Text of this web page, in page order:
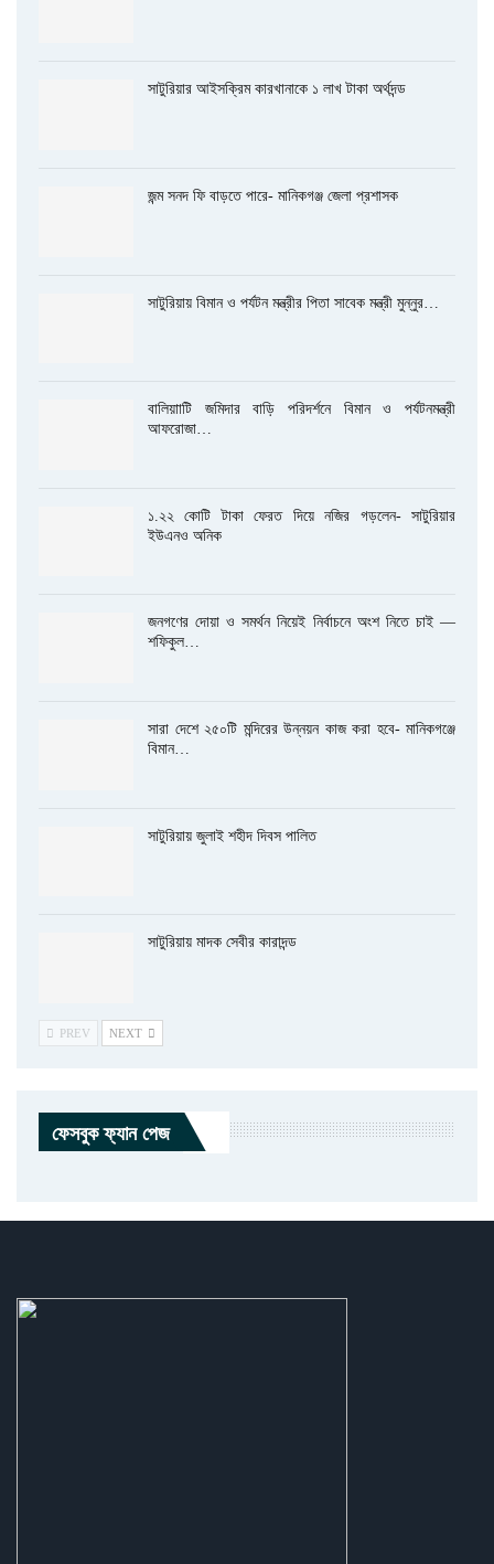
সাটুরিয়ার আইসক্রিম কারখানাকে ১ লাখ টাকা অর্থদন্ড
জন্ম সনদ ফি বাড়তে পারে- মানিকগঞ্জ জেলা প্রশাসক
সাটুরিয়ায় বিমান ও পর্যটন মন্ত্রীর পিতা সাবেক মন্ত্রী মুন্নুর…
বালিয়াাটি জমিদার বাড়ি পরিদর্শনে বিমান ও পর্যটনমন্ত্রী
আফরোজা…
১.২২ কোটি টাকা ফেরত দিয়ে নজির গড়লেন- সাটুরিয়ার
ইউএনও অনিক
জনগণের দোয়া ও সমর্থন নিয়েই নির্বাচনে অংশ নিতে চাই —
শফিকুল…
সারা দেশে ২৫০টি মন্দিরের উন্নয়ন কাজ করা হবে- মানিকগঞ্জে
বিমান…
সাটুরিয়ায় জুলাই শহীদ দিবস পালিত
সাটুরিয়ায় মাদক সেবীর কারাদন্ড
PREV NEXT
ফেসবুক ফ্যান পেজ